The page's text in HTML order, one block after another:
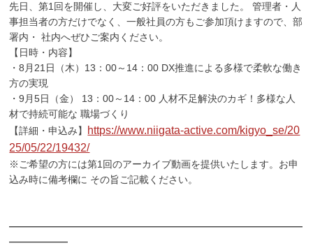
先日、第1回を開催し、大変ご好評をいただきました。 管理者・人
事担当者の方だけでなく、一般社員の方もご参加頂けますので、部
署内・ 社内へぜひご案内ください。
【日時・内容】
・8月21日（木）13：00～14：00 DX推進による多様で柔軟な働き
方の実現
・9月5日（金） 13：00～14：00 人材不足解決のカギ！多様な人
材で持続可能な 職場づくり
【詳細・申込み】 https://www.niigata-active.com/kigyo_se/20
25/05/22/19432/
※ご希望の方には第1回のアーカイブ動画を提供いたします。お申
込み時に備考欄に その旨ご記載ください。
――――――――――――――――――――――――――――――
――――――